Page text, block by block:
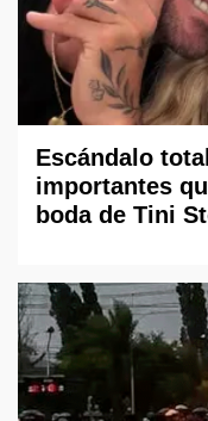
Escándalo
importantes
boda de Tini